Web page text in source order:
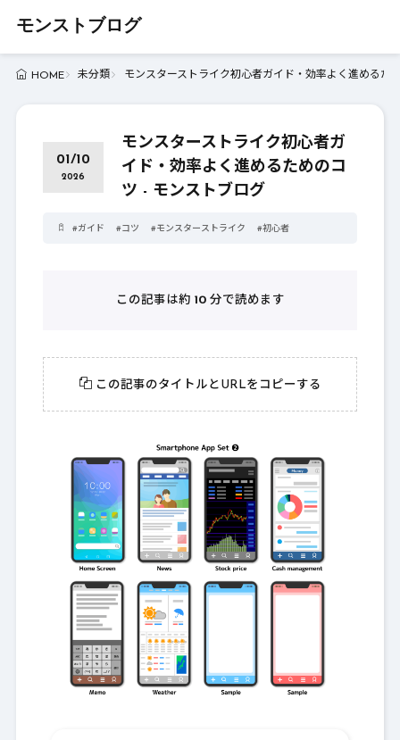
モンストブログ
HOME 未分類 モンスターストライク初心者ガイド・効率よく進めるた
01/10
2026
モンスターストライク初心者ガ
イド・効率よく進めるためのコ
ツ - モンストブログ
#ガイド #コツ #モンスターストライク #初心者
この記事は約 10分で読めます
この記事のタイトルとURLをコピーする